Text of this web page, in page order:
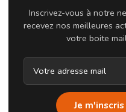
Inscrivez-vous à notre
recevez nos meilleures
votre boite
Je m'inscris